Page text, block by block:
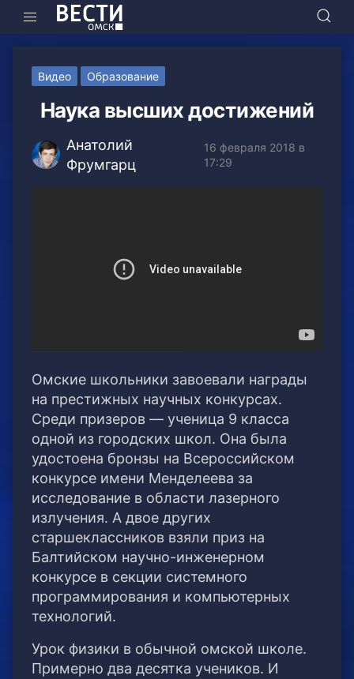
Видео Образование
Наука высших достижений
Анатолий
Фрумгарц
16 февраля 2018 в
17:29
Омские школьники завоевали награды
на престижных научных конкурсах.
Среди призеров — ученица 9 класса
одной из городских школ. Она была
удостоена бронзы на Всероссийском
конкурсе имени Менделеева за
исследование в области лазерного
излучения. А двое других
старшеклассников взяли приз на
Балтийском научно-инженерном
конкурсе в секции системного
программирования и компьютерных
технологий.
Урок физики в обычной омской школе.
Примерно два десятка учеников. И